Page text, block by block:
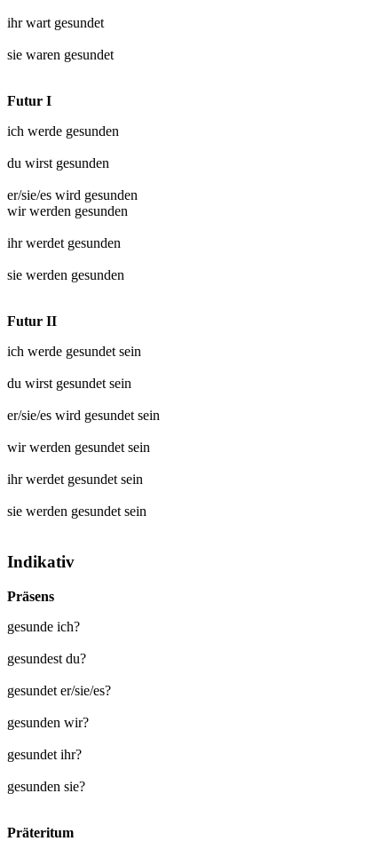
ihr wart gesundet
sie waren gesundet
Futur I
ich werde gesunden
du wirst gesunden
er/sie/es wird gesunden
wir werden gesunden
ihr werdet gesunden
sie werden gesunden
Futur II
ich werde gesundet sein
du wirst gesundet sein
er/sie/es wird gesundet sein
wir werden gesundet sein
ihr werdet gesundet sein
sie werden gesundet sein
Indikativ
Präsens
gesunde ich?
gesundest du?
gesundet er/sie/es?
gesunden wir?
gesundet ihr?
gesunden sie?
Präteritum